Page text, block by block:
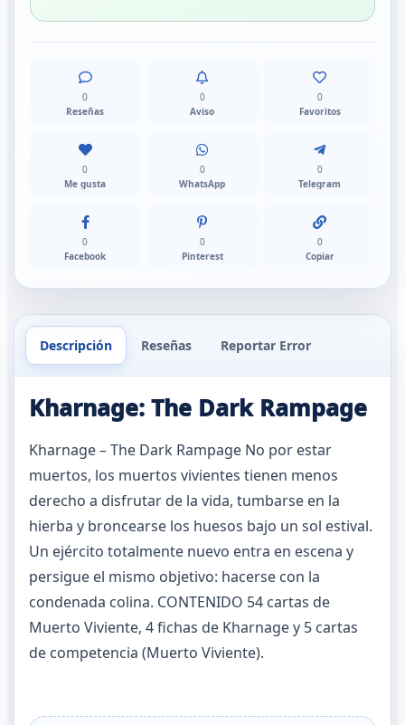
0
Reseñas
0
Aviso
0
Favoritos
0
Me gusta
0
WhatsApp
0
Telegram
0
Facebook
0
Pinterest
0
Copiar
Descripción Reseñas Reportar Error
Kharnage: The Dark Rampage
Kharnage – The Dark Rampage No por estar
muertos, los muertos vivientes tienen menos
derecho a disfrutar de la vida, tumbarse en la
hierba y broncearse los huesos bajo un sol estival.
Un ejército totalmente nuevo entra en escena y
persigue el mismo objetivo: hacerse con la
condenada colina. CONTENIDO 54 cartas de
Muerto Viviente, 4 fichas de Kharnage y 5 cartas
de competencia (Muerto Viviente).